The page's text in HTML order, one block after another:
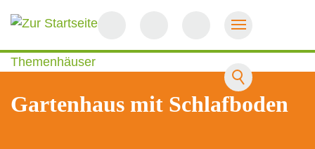
Themenhäuser
Gartenhaus mit Schlafboden